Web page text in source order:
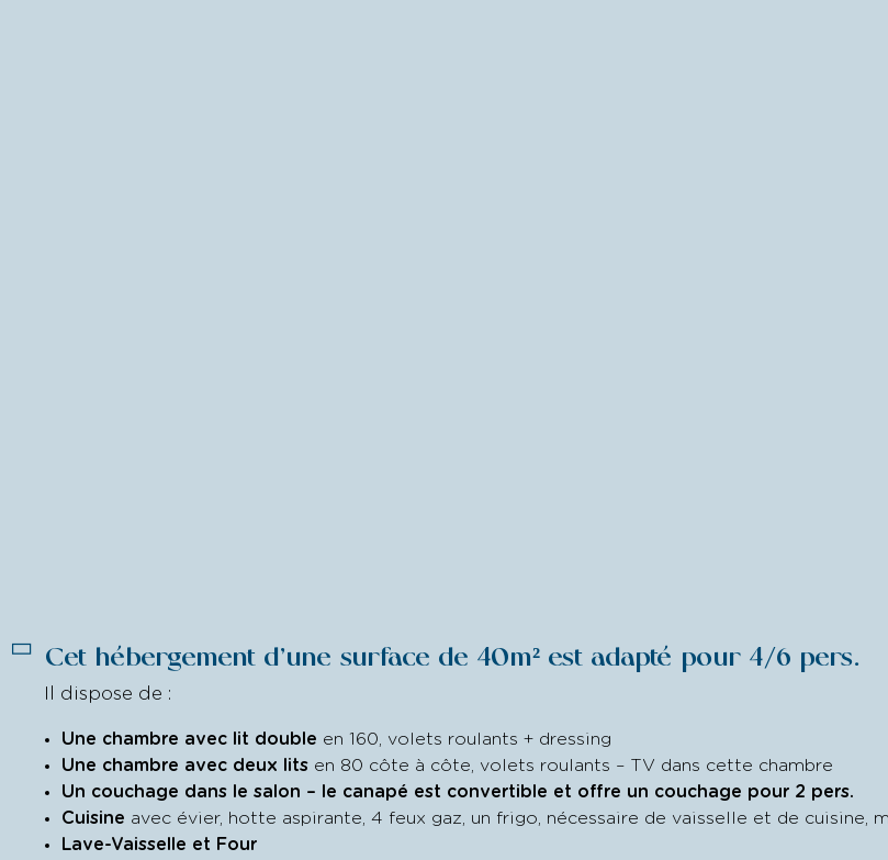
Cet hébergement d’une surface de 40m² est adapté pour 4/6 pers.
Il dispose de :
Une chambre avec lit double en 160, volets roulants + dressing
Une chambre avec deux lits en 80 côte à côte, volets roulants – TV dans cette chambre
Un couchage dans le salon – le canapé est convertible et offre un couchage pour 2 pers.
Cuisine avec évier, hotte aspirante, 4 feux gaz, un frigo, nécessaire de vaisselle et de cuisine,
Lave-Vaisselle et Four